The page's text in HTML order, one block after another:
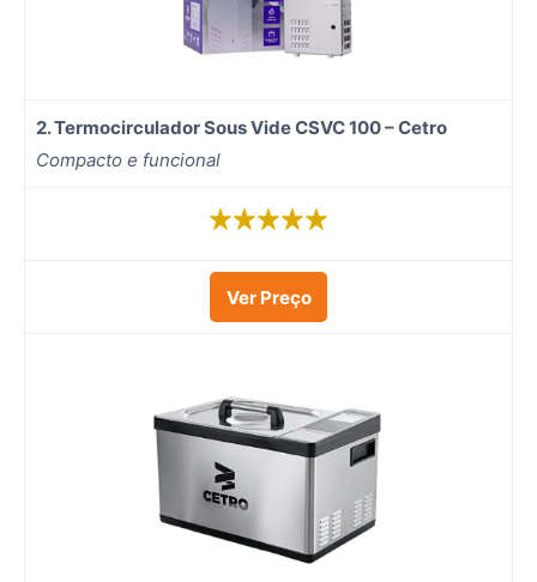
2.Termocirculador Sous Vide CSVC 100 – Cetro
Compacto e funcional
Ver Preço